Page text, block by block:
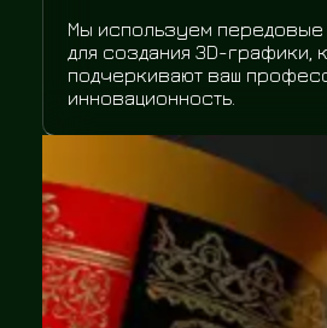
Мы используем передовые
для создания 3D-графики,
подчеркивают ваш
инновационность.